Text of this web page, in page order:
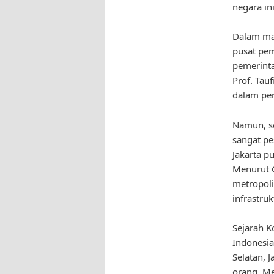
negara
Dalam
pusat
Prof.
dalam
Namun,
sangat
Jakarta
Menurut
Sejarah
Selatan,